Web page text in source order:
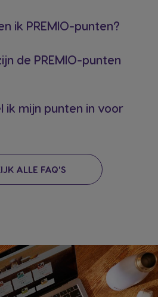
ik PREMIO-punten?
de PREMIO-punten
ik mijn punten in voor
ALLE FAQ'S